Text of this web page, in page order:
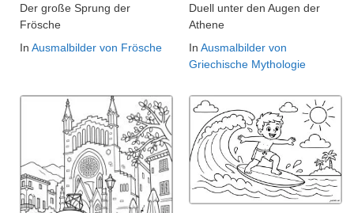
Der große Sprung der
Frösche
In Ausmalbilder von Frösche
Duell unter den Augen der
Athene
In Ausmalbilder von
Griechische Mythologie